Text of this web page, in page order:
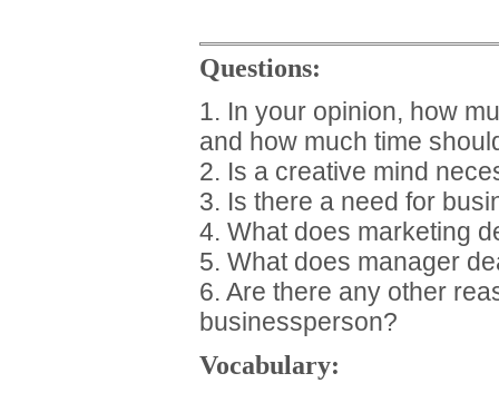
Questions:
1. In your opinion, how
and how much time
2. Is a creative mind
3. Is there a need for
4. What does marketing
5. What does manager
6. Are there any other
businessperson?
Vocabulary: